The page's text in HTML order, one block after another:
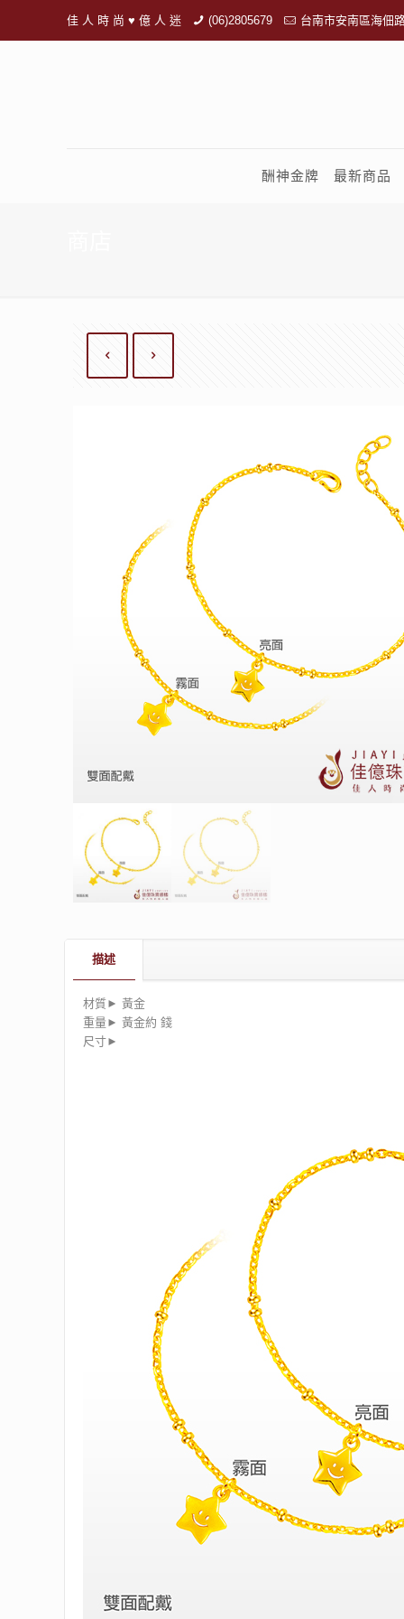
佳 人 時 尚 ♥ 億 人 迷 (06)2805679 台南市安南區海佃
酬神金牌 最新商品
描述
材質► 黃金
重量► 黃金約 錢
尺寸►